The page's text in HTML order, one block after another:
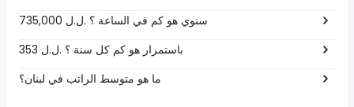
735,000 ل.ل.‎ سنوي هو كم في الساعة ؟
353 ل.ل.‎ باستمرار هو كم كل سنة ؟
ما هو متوسط الراتب في لبنان؟